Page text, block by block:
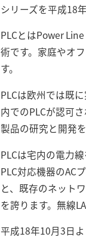
シリーズを平成18
PLCとはPower
術です。家庭やオ
す。
PLCは欧州では既
内でのPLCが認可
製品の研究と開発
PLCは宅内の電力
PLC対応機器のAC
と、既存のネット
を誇ります。無線
平成18年10月3日